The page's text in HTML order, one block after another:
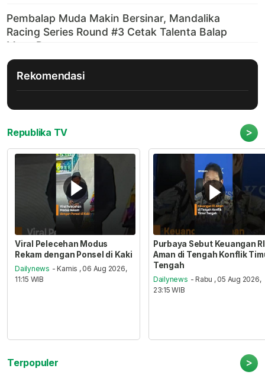
Rekomendasi
Republika TV >
Viral Pelecehan Modus
Rekam dengan Ponsel di Kaki
Dailynews - Kamis , 06 Aug 2026,
11:15 WIB
Purbaya Sebut Keuangan RI
Aman di Tengah Konflik
Tengah
Dailynews - Rabu , 05 Aug 2026,
23:15 WIB
Terpopuler >